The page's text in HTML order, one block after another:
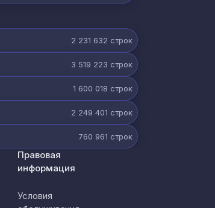
2 231 632 строк
3 519 223 строк
1 600 018 строк
2 249 401 строк
760 961 строк
Правовая
информация
Условия